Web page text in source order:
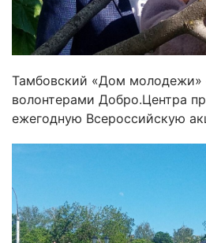
Тамбовский «Дом молодежи»
волонтерами Добро.Центра
ежегодную Всероссийскую